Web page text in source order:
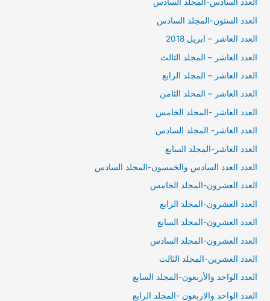
العدد السادس-المجلد السادس
العدد الستون-المجلد السادس
العدد العاشر – ابريل 2018
العدد العاشر – المجلد الثالث
العدد العاشر – المجلد الرابع
العدد العاشر – المحلد الثامن
العدد العاشر -المجلد الخامس
العدد العاشر- المجلد السادس
العدد العاشر-المجلد السابع
العدد العدد السادس والخمسون-المجلد السادس
العدد العشرون-المجلد الخامس
العدد العشرون-المجلد الرابع
العدد العشرون-المجلد السابع
العدد العشرون-المجلد السادس
العدد العشرين-المجلد الثالث
العدد الواحد والأربعون-المجلد السابع
العدد الواحد والاربعون -المجلد الرابع